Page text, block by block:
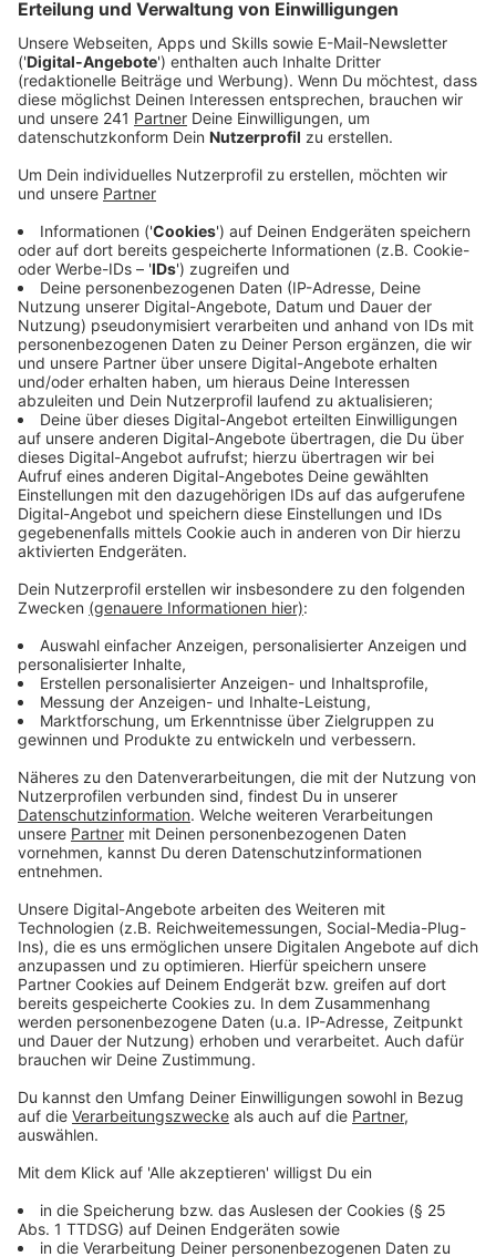
Was passiert, wenn man keinen
Testnachweis dabei hat?
Anzeige
In den meisten Fällen erstmal nichts. Man wird
aufgefordert, den Test nachzuholen. Die Polizei
informiert das zuständige Gesundheitsamt und denen
müssen die Personen dann einen Test vorzeigen. Wer
sich weigert muss mit einem Bußgeld zwischen 200
und 1400 Euro rechnen.
Anzeige
Wie steht es um die Quarantäneregeln?
Anzeige
Das kommt darauf an, von wo man einreist. Seit dem 1.
August gelten zwei neue Stufen. Länder können als
Hochrisikogebiet oder Virusvarianten-Gebiet
eingestuft werden. Wer aus einem dieser Länder
einreist, muss sich unter der Webseite
"Einreiseanmeldung.de" vorher anmelden.
Hochrisikogebiete sind zum Beispiel die Niederlande,
Trotz negativem Test müssen Personen zusätzlich in
Quarantäne.
Anzeige
Was ist mit Kindern unter 12, die ja meist
nicht geimpft sind?
Anzeige
Quarantäne – für sie endet die aber automatisch nach
5 Tagen.
Anzeige